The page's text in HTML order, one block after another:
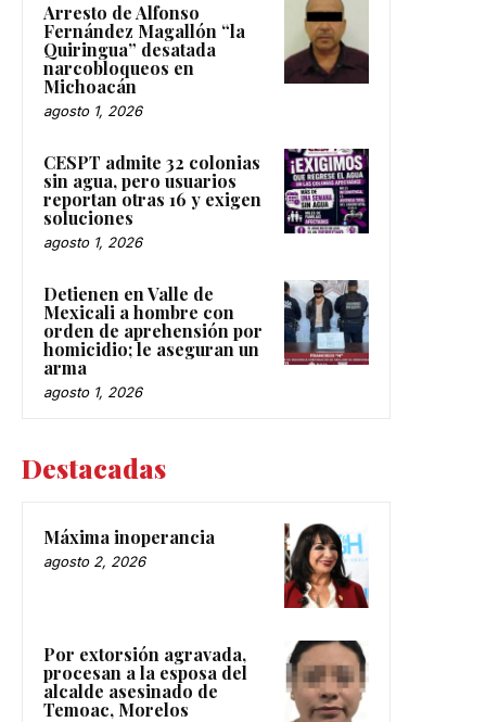
Arresto de Alfonso
Fernández Magallón “la
Quiringua” desatada
narcobloqueos en
Michoacán
agosto 1, 2026
CESPT admite 32 colonias
sin agua, pero usuarios
reportan otras 16 y exigen
soluciones
agosto 1, 2026
Detienen en Valle de
Mexicali a hombre con
orden de aprehensión por
homicidio; le aseguran un
arma
agosto 1, 2026
Destacadas
Máxima inoperancia
agosto 2, 2026
Por extorsión agravada,
procesan a la esposa del
alcalde asesinado de
Temoac, Morelos